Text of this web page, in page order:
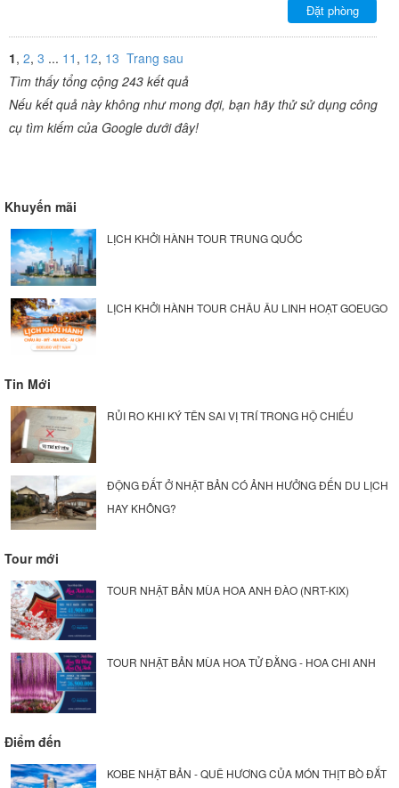
Đặt phòng
1, 2, 3 ... 11 , 12, 13 Trang sau
Tìm thấy tổng cộng 243 kết quả
Nếu kết quả này không như mong đợi, bạn hãy thử sử dụng công
cụ tìm kiếm của Google dưới đây!
Khuyến mãi
LỊCH KHỞI HÀNH TOUR TRUNG QUỐC
LỊCH KHỞI HÀNH TOUR CHÂU ÂU LINH HOẠT GOEUGO
Tin Mới
RỦI RO KHI KÝ TÊN SAI VỊ TRÍ TRONG HỘ CHIẾU
ĐỘNG ĐẤT Ở NHẬT BẢN CÓ ẢNH HƯỞNG ĐẾN DU LỊCH
HAY KHÔNG?
Tour mới
TOUR NHẬT BẢN MÙA HOA ANH ĐÀO (NRT-KIX)
TOUR NHẬT BẢN MÙA HOA TỬ ĐẰNG - HOA CHI ANH
Điểm đến
KOBE NHẬT BẢN - QUÊ HƯƠNG CỦA MÓN THỊT BÒ ĐẮT